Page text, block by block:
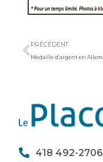
PRÉCÉDENT
418 492-2706